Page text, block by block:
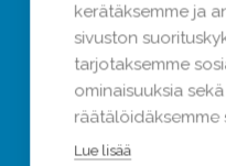
kerätäksemme ja
sivuston
tarjotaksemme
ominaisuuksia
räätälöidäksemme
Lue lisää